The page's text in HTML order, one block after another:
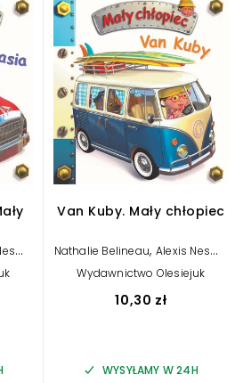
Van Kuby. Mały chłopiec
Nathalie Belineau,Alexis Nesme
(ilustr.)
Wydawnictwo Olesiejuk
10,30 zł
WYSYŁAMY W 24H